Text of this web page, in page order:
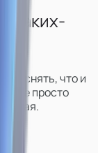
каких-
что и
просто
делая.